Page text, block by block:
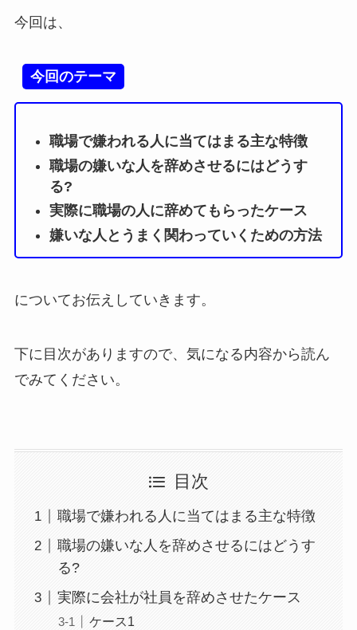
今回は、
今回のテーマ
職場で嫌われる人に当てはまる主な特徴
職場の嫌いな人を辞めさせるにはどうす
る?
実際に職場の人に辞めてもらったケース
嫌いな人とうまく関わっていくための方法
についてお伝えしていきます。
下に目次がありますので、気になる内容から読ん
でみてください。
目次
職場で嫌われる人に当てはまる主な特徴
職場の嫌いな人を辞めさせるにはどうす
る?
実際に会社が社員を辞めさせたケース
ケース1